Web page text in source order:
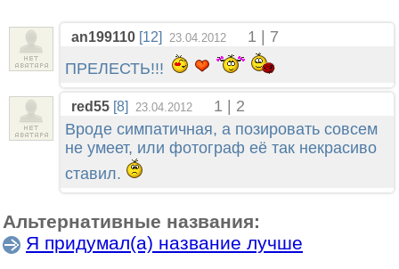
an199110 [12] 23.04.2012
1 | 7
ПРЕЛЕСТЬ!!!
red55 [8] 23.04.2012
1 | 2
Вроде симпатичная, а позировать совсем
не умеет, или фотограф её так некрасиво
ставил.
Альтернативные названия:
Я придумал(а) название лучше